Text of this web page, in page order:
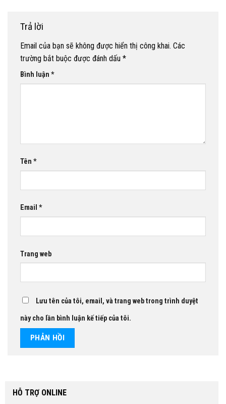
Trả lời
Email của bạn sẽ không được hiển thị công khai. Các
trường bắt buộc được đánh dấu *
Bình luận *
Tên *
Email *
Trang web
Lưu tên của tôi, email, và trang web trong trình duyệt
này cho lần bình luận kế tiếp của tôi.
HỖ TRỢ ONLINE